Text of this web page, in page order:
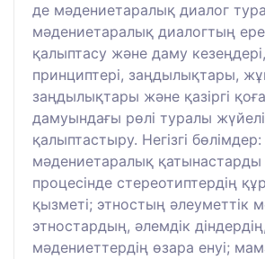
де мәдениетаралық диалог
мәдениетаралық диалогтың
қалыптасу және даму
принциптері, заңдылықтары,
заңдылықтары және қазіргі
дамуындағы рөлі туралы жүйелі
қалыптастыру. Негізгі бөлімдер:
мәдениетаралық
процесінде стереотиптердің
қызметі; этностың әлеуметтік
этностардың, әлемдік діндердің,
мәдениеттердің өзара енуі;